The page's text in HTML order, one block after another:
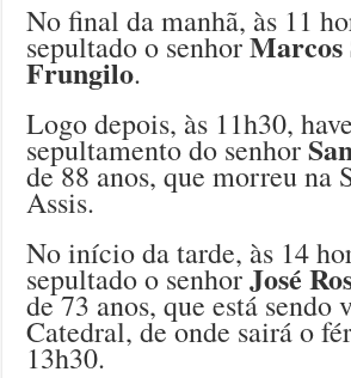
No final da manhã, às 11
sepultado o senhorMarcos
Frungilo.
Logo depois, às 11h30,
sepultamento do senhor
de 88 anos, que morreu na
Assis.
No início da tarde, às 14
sepultado o senhorJosé
de 73 anos, que está sendo
Catedral, de onde sairá o
13h30.